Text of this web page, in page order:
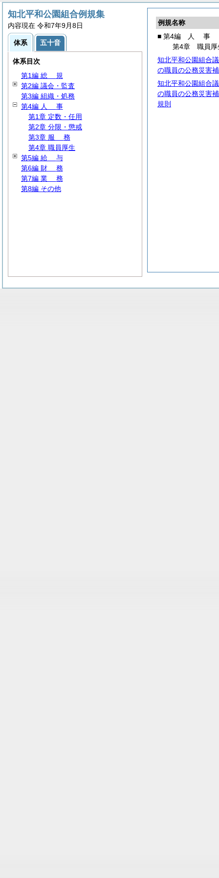
例規名称
■ 第4編
人 事
第4章 職員厚
知北平和公園組合
の職員の公務災害
知北平和公園組合
の職員の公務災害
規則
知北平和公園組合例規集
内容現在 令和7年9月8日
体系 五十音
体系目次
第1編 総 規
第2編 議会・監査
第3編 組織・処務
第4編 人 事
第1章 定数・任用
第2章 分限・懲戒
第3章 服 務
第4章 職員厚生
第5編 給 与
第6編 財 務
第7編 業 務
第8編 その他